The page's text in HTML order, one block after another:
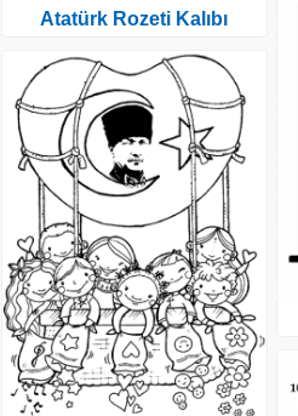
Atatürk Rozeti Kalıbı